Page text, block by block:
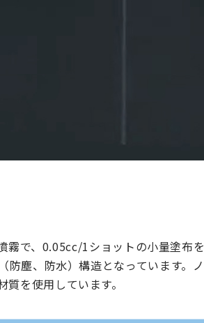
霧で、0.05cc/1ショットの小量塗布
塵、防水）構造となっています。
を使用しています。